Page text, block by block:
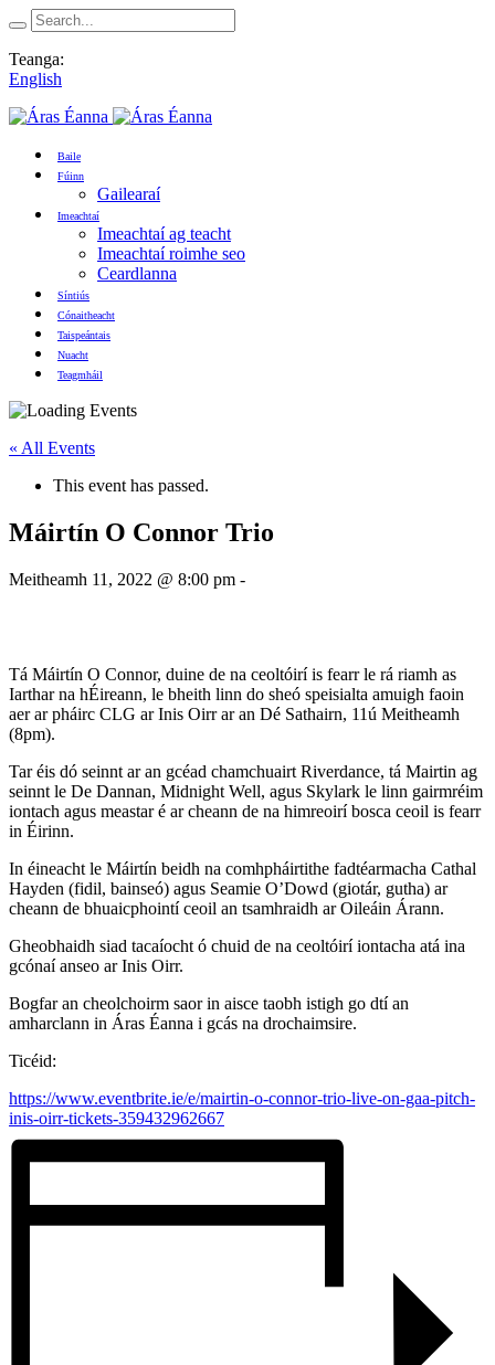
Teanga:
English
Baile
Fúinn
Gailearaí
Imeachtaí
Imeachtaí ag teacht
Imeachtaí roimhe seo
Ceardlanna
Síntiús
Cónaitheacht
Taispeántais
Nuacht
Teagmháil
« All Events
This event has passed.
Máirtín O Connor Trio
Meitheamh 11, 2022 @ 8:00 pm -
Tá Máirtín O Connor, duine de na ceoltóirí is fearr le rá riamh as
Iarthar na hÉireann, le bheith linn do sheó speisialta amuigh faoin
aer ar pháirc CLG ar Inis Oirr ar an Dé Sathairn, 11ú Meitheamh
(8pm).
Tar éis dó seinnt ar an gcéad chamchuairt Riverdance, tá Mairtin ag
seinnt le De Dannan, Midnight Well, agus Skylark le linn gairmréim
iontach agus meastar é ar cheann de na himreoirí bosca ceoil is fearr
in Éirinn.
In éineacht le Máirtín beidh na comhpháirtithe fadtéarmacha Cathal
Hayden (fidil, bainseó) agus Seamie O’Dowd (giotár, gutha) ar
cheann de bhuaicphointí ceoil an tsamhraidh ar Oileáin Árann.
Gheobhaidh siad tacaíocht ó chuid de na ceoltóirí iontacha atá ina
gcónaí anseo ar Inis Oirr.
Bogfar an cheolchoirm saor in aisce taobh istigh go dtí an
amharclann in Áras Éanna i gcás na drochaimsire.
Ticéid:
https://www.eventbrite.ie/e/mairtin-o-connor-trio-live-on-gaa-pitch-
inis-oirr-tickets-359432962667